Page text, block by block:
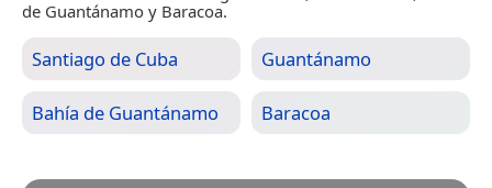
de Guantánamo y Baracoa.
Santiago de Cuba Guantánamo
Bahía de Guantánamo Baracoa